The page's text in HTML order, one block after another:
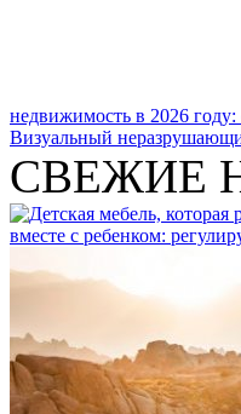
недвижимость в 2026
Визуальный
СВЕЖИЕ
вместе с ребенком: